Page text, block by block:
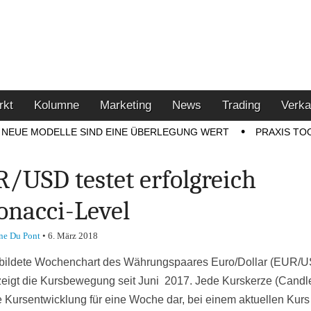
Kolumne Marketing News Trading
NEUE MODELLE SIND EINE ÜBERLEGUNG WERT PRAXIS
USD testet erfolgreich
Level
Du Pont• 6. März 2018
Wochenchartdes Währungspaares Euro/Dollar (EUR/
die Kursbewegung seit Juni 2017. Jede Kurskerze
Kursentwicklung für eine Woche dar, bei einem aktuellen